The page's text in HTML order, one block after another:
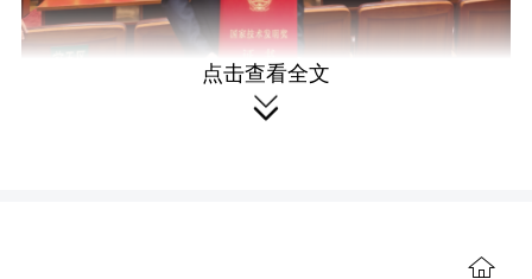
高效制种技术研创及超高产新品种培育
点击查看全文
